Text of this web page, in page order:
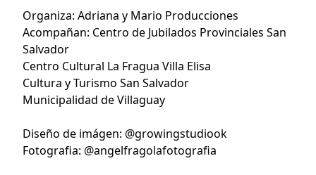
Organiza: Adriana y Mario Producciones
Acompañan: Centro de Jubilados Provinciales San
Salvador
Centro Cultural La Fragua Villa Elisa
Cultura y Turismo San Salvador
Municipalidad de Villaguay
Diseño de imágen: @growingstudiook
Fotografia: @angelfragolafotografia